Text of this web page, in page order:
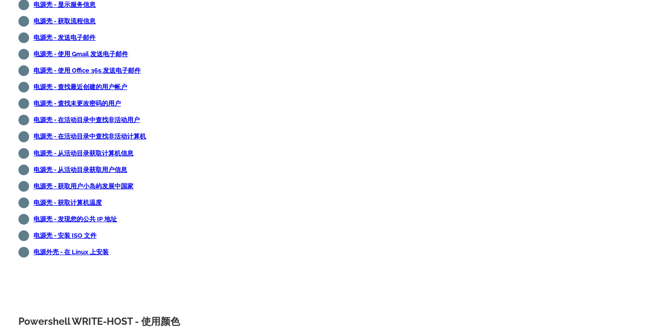
电源壳 - 显示服务信息
电源壳 - 获取流程信息
电源壳 - 发送电子邮件
电源壳 - 使用 Gmail 发送电子邮件
电源壳 - 使用 Office 365 发送电子邮件
电源壳 - 查找最近创建的用户帐户
电源壳 - 查找未更改密码的用户
电源壳 - 在活动目录中查找非活动用户
电源壳 - 在活动目录中查找非活动计算机
电源壳 - 从活动目录获取计算机信息
电源壳 - 从活动目录获取用户信息
电源壳 - 获取用户小岛屿发展中国家
电源壳 - 获取计算机温度
电源壳 - 发现您的公共 IP 地址
电源壳 - 安装 ISO 文件
电源外壳 - 在 Linux 上安装
Powershell WRITE-HOST - 使用颜色